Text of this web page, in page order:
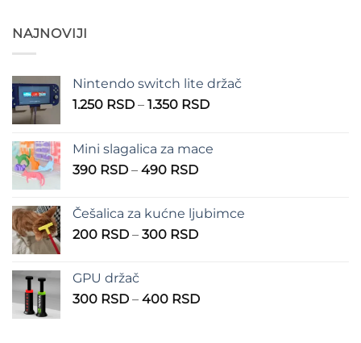
NAJNOVIJI
Nintendo switch lite držač
1.250 RSD – 1.350 RSDRaspon
1.250 RSD
Mini slagalica za mace
390 RSD – 490 RSDRaspon
390 RSD
do
Češalica za kućne ljubimce
200 RSD – 300 RSDRaspon
do
GPU držač
300 RSD – 400 RSDRaspon